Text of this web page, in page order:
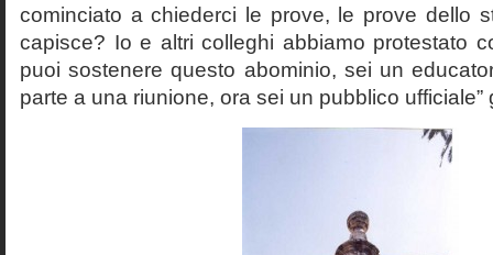
cominciato a chiederci le prove, le prove dello
capisce? Io e altri colleghi abbiamo protestato
puoi sostenere questo abominio, sei un
parte a una riunione, ora sei un pubblico ufficiale”